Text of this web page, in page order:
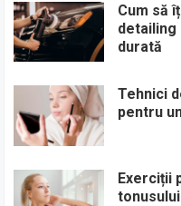
Cum să
detailing
durată
Tehnici
pentru
Exerciții